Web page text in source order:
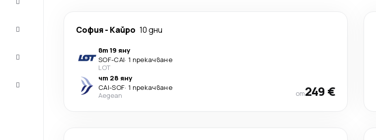
София- Кайро 10 дни
вт 19 яну
SOF-CAI· 1 прекачване
LOT
чт 28 яну
CAI-SOF· 1 прекачване
Aegean
от249 €